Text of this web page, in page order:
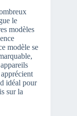
le
modèles
modèle se
idéal pour
sur la